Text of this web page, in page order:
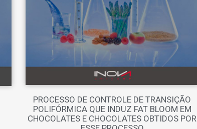
PROCESSO DE CONTROLE DE TRANSIÇÃO
POLIFÓRMICA QUE INDUZ FAT BLOOM EM
CHOCOLATES E CHOCOLATES OBTIDOS POR